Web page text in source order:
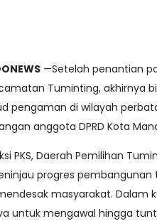
—Setelah penantian
Tuminting, akhirnya
pengaman di wilayah
anggota DPRD Kota
PKS, Daerah Pemilihan
progres
masyarakat. Dalam
untuk mengawal hingga